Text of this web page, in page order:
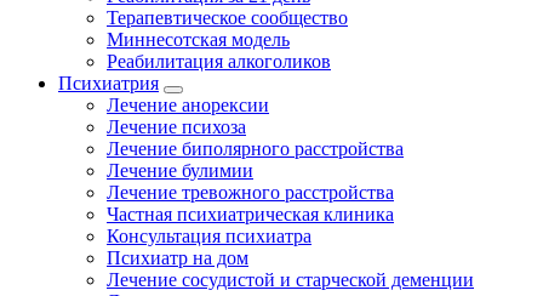
Терапевтическое сообщество
Миннесотская модель
Реабилитация алкоголиков
Психиатрия
Лечение анорексии
Лечение психоза
Лечение биполярного расстройства
Лечение булимии
Лечение тревожного расстройства
Частная психиатрическая клиника
Консультация психиатра
Психиатр на дом
Лечение сосудистой и старческой деменции